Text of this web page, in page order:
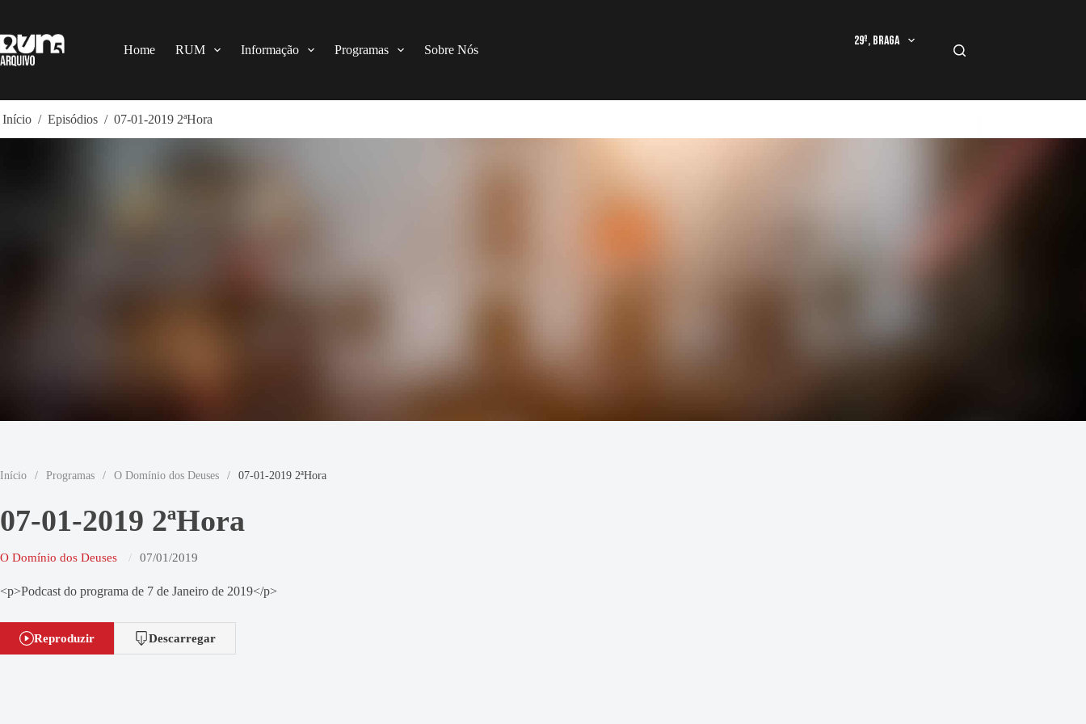
o
conteúdo
Home RUM Informação Programas Sobre Nós
29º, Braga
Início / Episódios / 07-01-2019 2ªHora
Início / Programas / O Domínio dos Deuses / 07-01-2019 2ªHora
07-01-2019 2ªHora
O Domínio dos Deuses 07/01/2019
<p>Podcast do programa de 7 de Janeiro de 2019</p>
Reproduzir Descarregar